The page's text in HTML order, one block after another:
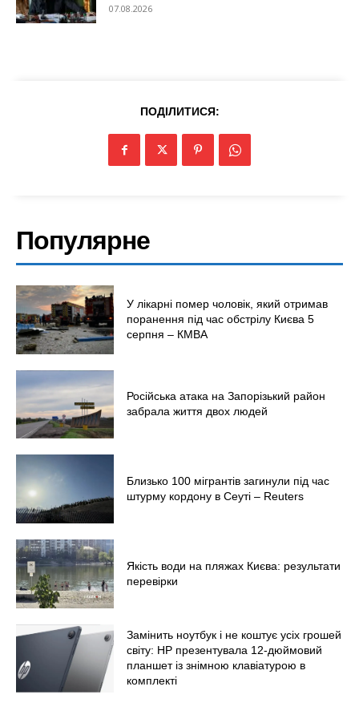
07.08.2026
ПОДІЛИТИСЯ:
Популярне
У лікарні помер чоловік, який отримав
поранення під час обстрілу Києва 5
серпня – КМВА
Російська атака на Запорізький район
забрала життя двох людей
Близько 100 мігрантів загинули під час
штурму кордону в Сеуті – Reuters
Якість води на пляжах Києва: результати
перевірки
Замінить ноутбук і не коштує усіх грошей
світу: HP презентувала 12-дюймовий
планшет із знімною клавіатурою в
комплекті